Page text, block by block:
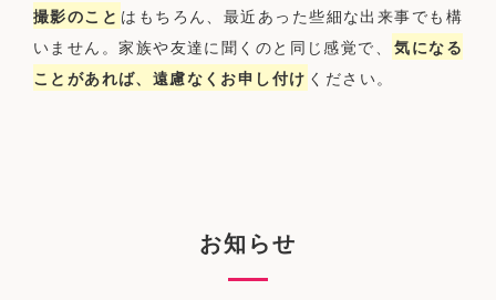
撮影のこと はもちろん、最近あった些細な出来事でも構
いません。家族や友達に聞くのと同じ感覚で、 気になる
ことがあれば、遠慮なくお申し付け ください。
お知らせ